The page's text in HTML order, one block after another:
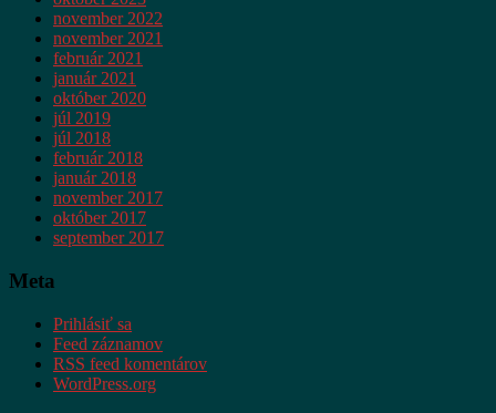
november 2022
november 2021
február 2021
január 2021
október 2020
júl 2019
júl 2018
február 2018
január 2018
november 2017
október 2017
september 2017
Meta
Prihlásiť sa
Feed záznamov
RSS feed komentárov
WordPress.org